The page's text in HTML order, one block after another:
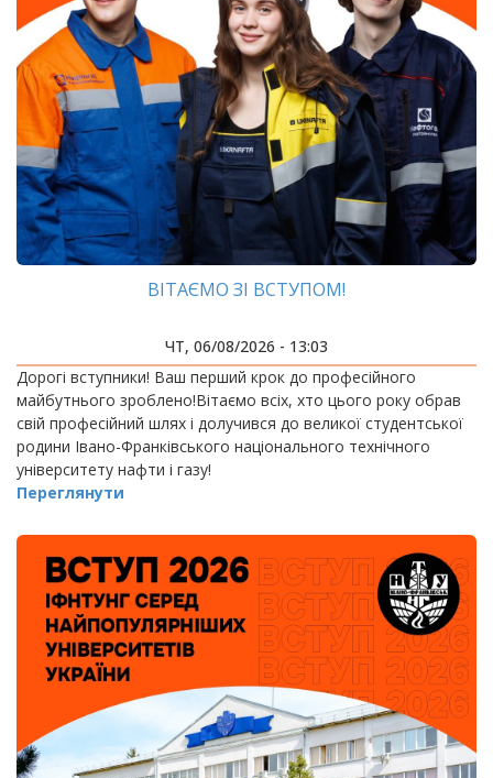
ВІТАЄМО ЗІ ВСТУПОМ!
ЧТ, 06/08/2026 - 13:03
Дорогі вступники! Ваш перший крок до професійного
майбутнього зроблено!Вітаємо всіх, хто цього року обрав
свій професійний шлях і долучився до великої студентської
родини Івано-Франківського національного технічного
університету нафти і газу!
Переглянути